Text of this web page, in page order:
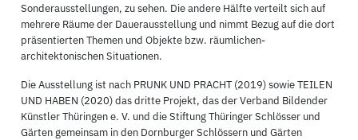
Sonderausstellungen, zu sehen. Die andere Hälfte verteilt sich auf
mehrere Räume der Dauerausstellung und nimmt Bezug auf die dort
präsentierten Themen und Objekte bzw. räumlichen-
architektonischen Situationen.
Die Ausstellung ist nach PRUNK UND PRACHT (2019) sowie TEILEN
UND HABEN (2020) das dritte Projekt, das der Verband Bildender
Künstler Thüringen e. V. und die Stiftung Thüringer Schlösser und
Gärten gemeinsam in den Dornburger Schlössern und Gärten